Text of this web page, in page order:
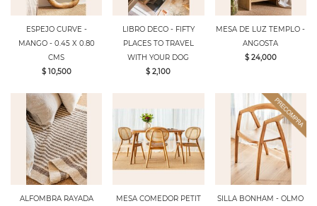
ESPEJO CURVE -
MANGO - 0.45 X 0.80
CMS
$ 10,500
LIBRO DECO - FIFTY
PLACES TO TRAVEL
WITH YOUR DOG
$ 2,100
MESA DE LUZ TEMPLO -
ANGOSTA
$ 24,000
ALFOMBRA RAYADA
MESA COMEDOR PETIT
SILLA BONHAM - OLMO